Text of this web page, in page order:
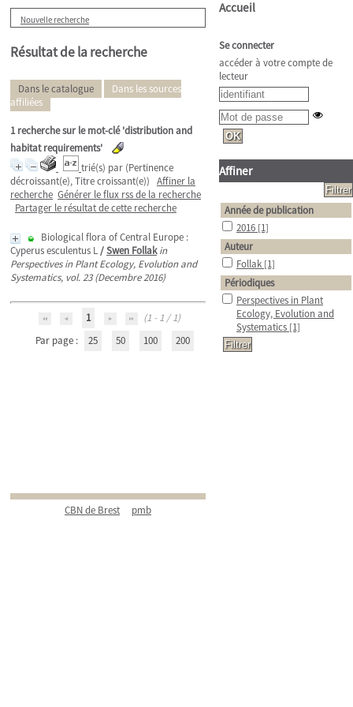
Nouvelle recherche
Résultat de la recherche
Dans le catalogue
Dans les sources
affiliées
1recherche sur le mot-clé'distribution and
habitat requirements'
trié(s) par (Pertinence
décroissant(e), Titre croissant(e)) Affiner la
recherche Générer le flux rss de la recherche
Partager le résultat de cette recherche
Biological flora of Central Europe :
Cyperus esculentus L/Swen Follak in
Perspectives in Plant Ecology, Evolution and
Systematics, vol. 23 (Decembre 2016)
1
(1 - 1 / 1)
Par page :
25 50 100 200
CBN de Brest pmb
Accueil
Se connecter
accéder à votre compte de
lecteur
Affiner
Année de publication
2016 [1]
Auteur
Follak [1]
Périodiques
Perspectives in Plant
Ecology, Evolution and
Systematics [1]